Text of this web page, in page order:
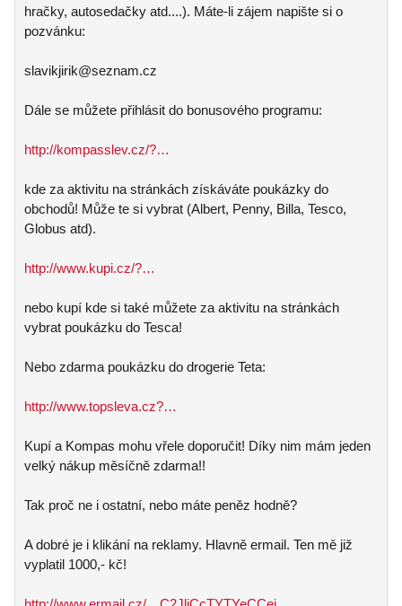
hračky, autosedačky atd....). Máte-li zájem napište si o
pozvánku:
slavikjirik@seznam.cz
Dále se můžete přihlásit do bonusového programu:
http://kompasslev.cz/?…
kde za aktivitu na stránkách získáváte poukázky do
obchodů! Může te si vybrat (Albert, Penny, Billa, Tesco,
Globus atd).
http://www.kupi.cz/?…
nebo kupí kde si také můžete za aktivitu na stránkách
vybrat poukázku do Tesca!
Nebo zdarma poukázku do drogerie Teta:
http://www.topsleva.cz?…
Kupí a Kompas mohu vřele doporučit! Díky nim mám jeden
velký nákup měsíčně zdarma!!
Tak proč ne i ostatní, nebo máte peněz hodně?
A dobré je i klikání na reklamy. Hlavně ermail. Ten mě již
vyplatil 1000,- kč!